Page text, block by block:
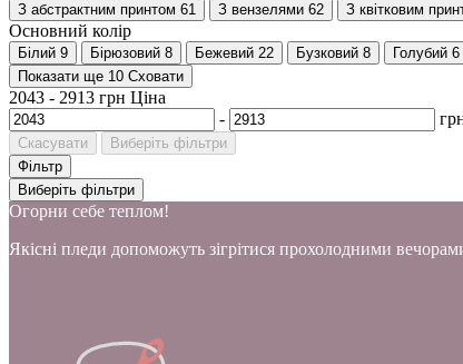
З абстрактним принтом 61 З вензелями 62 З квітковим
Основний колір
Білий 9 Бірюзовий 8 Бежевий 22 Бузковий 8 Голубий 6
Показати ще 10 Сховати
2043 - 2913 грн Ціна
-
Скасувати
Виберіть фільтри
Фільтр
Виберіть фільтри
Огорни себе теплом!
Якісні пледи допоможуть зігрітися прохолодними